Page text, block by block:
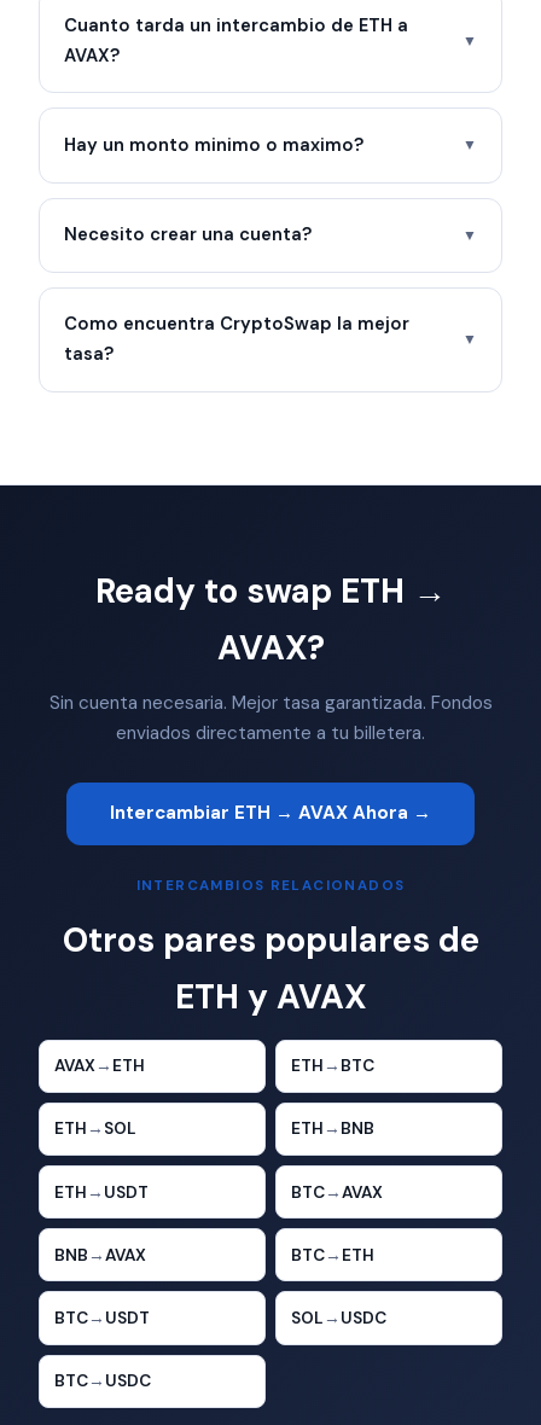
Cuanto tarda un intercambio de ETH a
AVAX?
▼
Hay un monto minimo o maximo? ▼
Necesito crear una cuenta? ▼
Como encuentra CryptoSwap la mejor
tasa?
▼
Ready to swap ETH →
AVAX?
Sin cuenta necesaria. Mejor tasa garantizada. Fondos
enviados directamente a tu billetera.
Intercambiar ETH → AVAX Ahora →
INTERCAMBIOS RELACIONADOS
Otros pares populares de
ETH y AVAX
AVAX→ ETH ETH → BTC
ETH → SOL ETH → BNB
ETH → USDT BTC→AVAX
BNB →AVAX BTC→ ETH
BTC→ USDT SOL → USDC
BTC→ USDC